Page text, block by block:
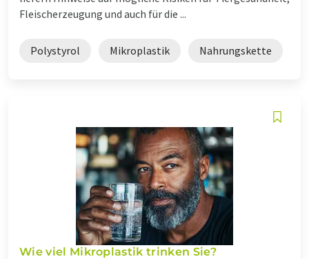
Fleischerzeugung und auch für die ...
Polystyrol Mikroplastik Nahrungskette
Wie viel Mikroplastik trinken Sie?